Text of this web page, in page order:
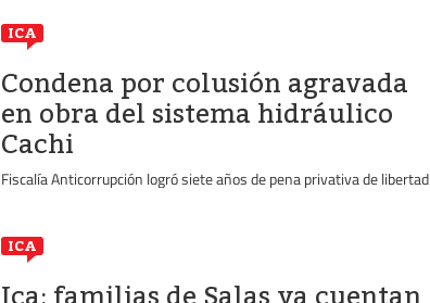
ICA
Condena por colusión agravada
en obra del sistema hidráulico
Cachi
Fiscalía Anticorrupción logró siete años de pena privativa de libertad
ICA
Ica: familias de Salas ya cuentan